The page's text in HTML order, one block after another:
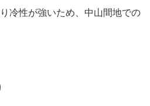
冷性が強いため、中山間地での